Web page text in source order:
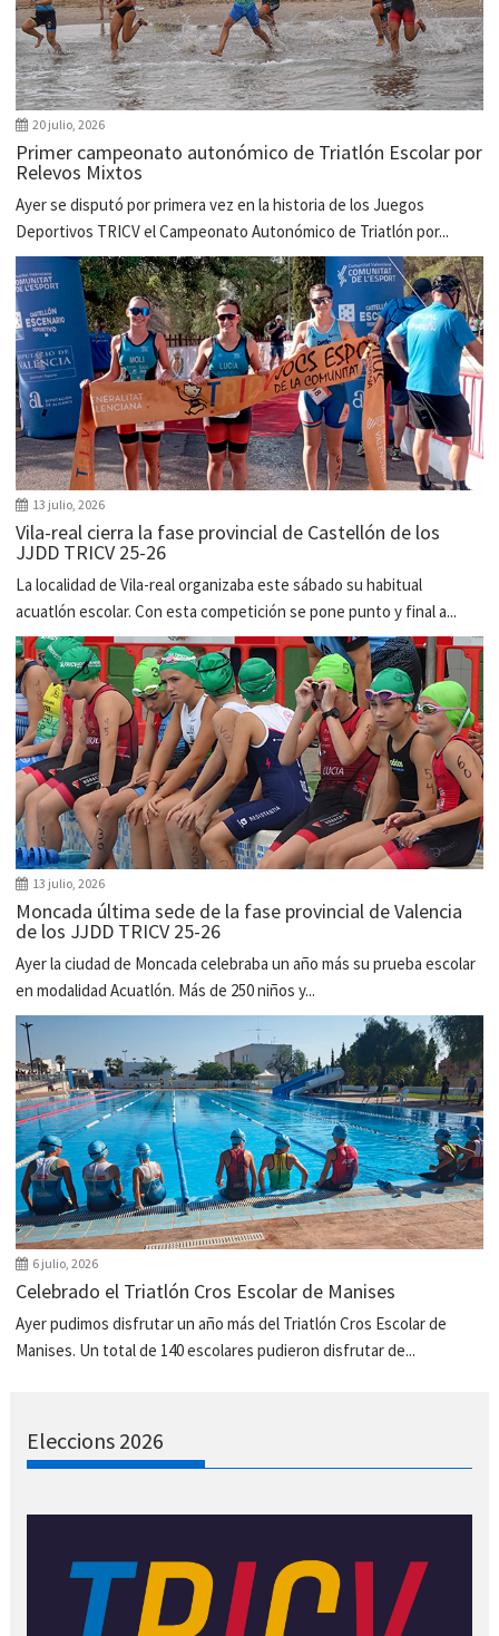
20 julio, 2026
Primer campeonato autonómico de Triatlón Escolar por
Relevos Mixtos
Ayer se disputó por primera vez en la historia de los Juegos
Deportivos TRICV el Campeonato Autonómico de Triatlón por...
13 julio, 2026
Vila-real cierra la fase provincial de Castellón de los
JJDD TRICV 25-26
La localidad de Vila-real organizaba este sábado su habitual
acuatlón escolar. Con esta competición se pone punto y final a...
13 julio, 2026
Moncada última sede de la fase provincial de Valencia
de los JJDD TRICV 25-26
Ayer la ciudad de Moncada celebraba un año más su prueba escolar
en modalidad Acuatlón. Más de 250 niños y...
6 julio, 2026
Celebrado el Triatlón Cros Escolar de Manises
Ayer pudimos disfrutar un año más del Triatlón Cros Escolar de
Manises. Un total de 140 escolares pudieron disfrutar de...
Eleccions 2026